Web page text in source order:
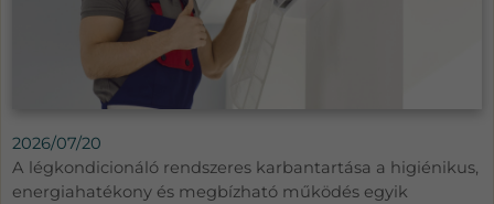
2026/07/20
A légkondicionáló rendszeres karbantartása a higiénikus,
energiahatékony és megbízható működés egyik